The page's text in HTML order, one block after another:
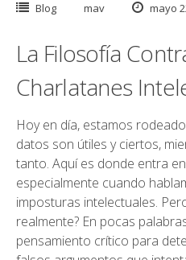
Blog mav mayo
La Filosofía
Charlatanes
Hoy en día, estamos
datos son útiles y ciertos,
tanto. Aquí es donde entra
especialmente cuando
imposturas intelectuales.
realmente? En pocas
pensamiento crítico para